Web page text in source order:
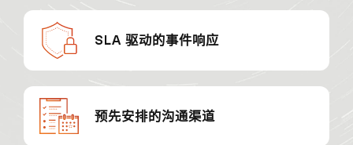
SLA 驱动的事件响应
预先安排的沟通渠道